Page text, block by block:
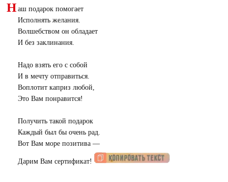
Н аш подарок помогает
Исполнять желания.
Волшебством он обладает
И без заклинания.
Надо взять его с собой
И в мечту отправиться.
Воплотит каприз любой,
Это Вам понравится!
Получить такой подарок
Каждый был бы очень рад.
Вот Вам море позитива —
Дарим Вам сертификат!